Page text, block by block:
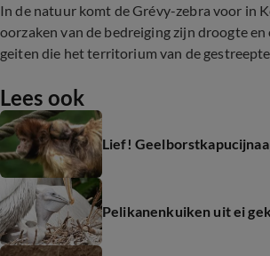
In de natuur komt de Grévy-zebra voor in
oorzaken van de bedreiging zijn droogte
geiten die het territorium van de
Lees ook
Lief!
Pelikanenkuiken uit ei